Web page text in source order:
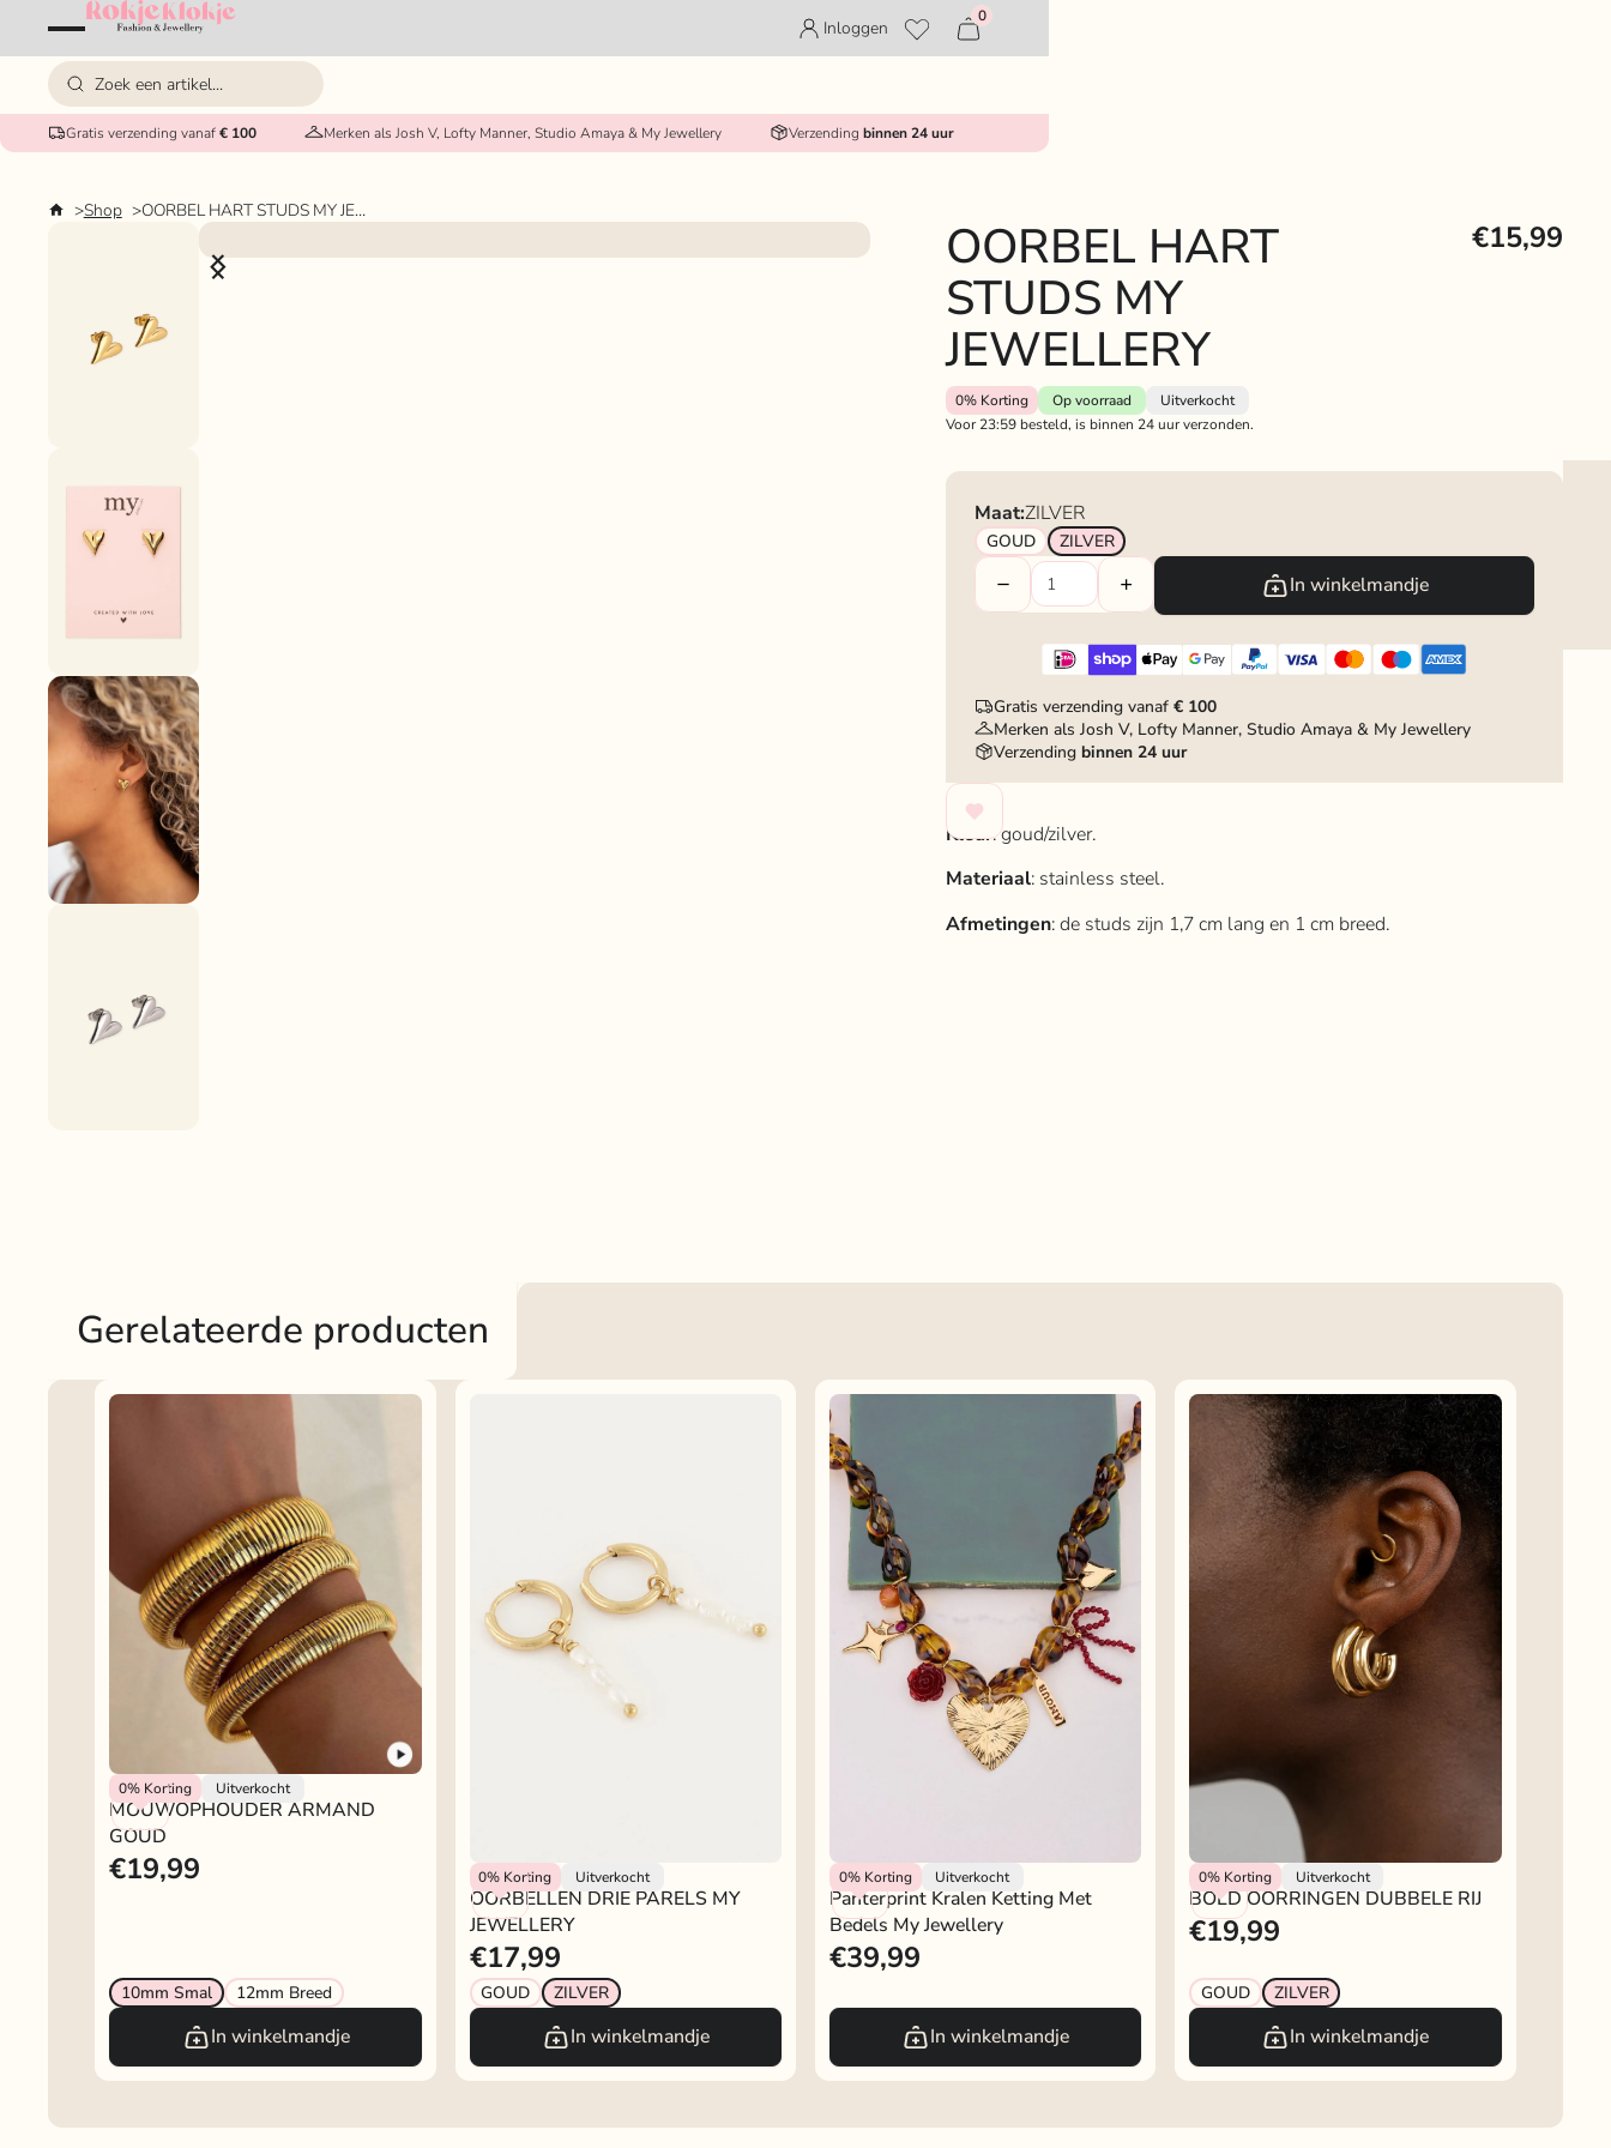
Inloggen
0
Gratis verzending vanaf€ 100 Merken als Josh V, Lofty Manner, Studio Amaya & My Jewellery Verzending binnen 24 uur
Shop OORBEL HART STUDS MY JEWELLERY
OORBEL HART
STUDS MY
JEWELLERY
€15,99
0% Korting Op voorraad
Uitverkocht
Voor 23:59 besteld, is binnen 24 uur verzonden.
Maat:ZILVER
GOUD ZILVER
In winkelmandje
Gratis verzending vanaf € 100
Merken als Josh V, Lofty Manner, Studio Amaya & My Jewellery
Verzending binnen 24 uur
Kleur: goud/zilver.
Materiaal: stainless steel.
Afmetingen: de studs zijn 1,7 cm lang en 1 cm breed.
Gerelateerde producten
0% Korting Uitverkocht
Rokjeklokje
MOUWOPHOUDER ARMAND
GOUD
€19,99
10mm Smal 12mm Breed
In winkelmandje
0% Korting Uitverkocht
My Jewellery
OORBELLEN DRIE PARELS MY
JEWELLERY
€17,99
GOUD ZILVER
In winkelmandje
0%Korting Uitverkocht
My Jewellery
Panterprint Kralen Ketting Met
Bedels My Jewellery
€39,99
In winkelmandje
0%Korting Uitverkocht
My Jewellery
BOLD OORRINGEN DUBBELE RIJ
€19,99
GOUD ZILVER
In winkelmandje